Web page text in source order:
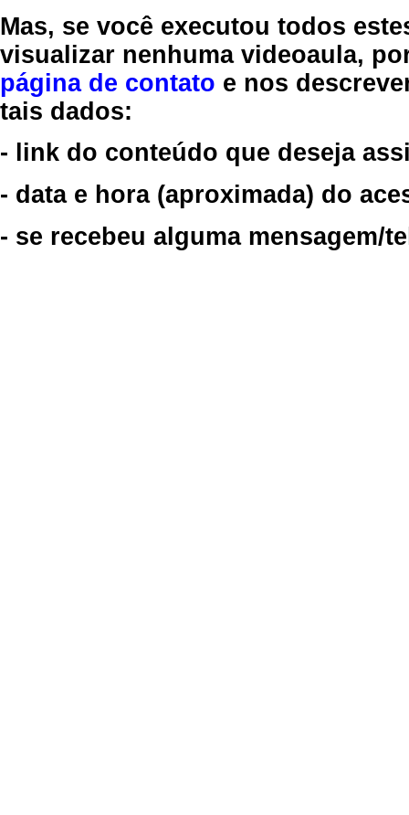
Mas, se você executou todos
visualizar nenhuma videoaula,
página de contato e nos
tais dados:
- link do conteúdo que deseja
- data e hora (aproximada) do
- se recebeu alguma mensagem/